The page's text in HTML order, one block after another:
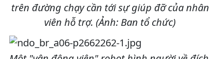
trên đường chạy cần tới sự giúp đỡ của nhân
viên hỗ trợ. (Ảnh: Ban tổ chức)